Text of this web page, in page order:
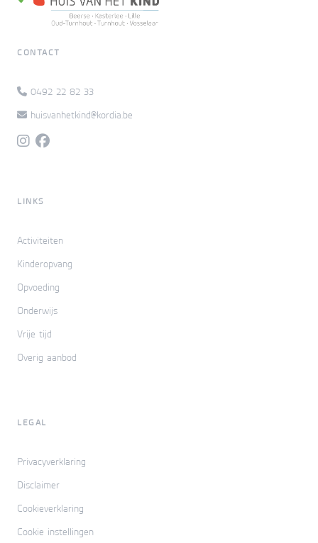
CONTACT
0492 22 82 33
huisvanhetkind@kordia.be
LINKS
Activiteiten
Kinderopvang
Opvoeding
Onderwijs
Vrije tijd
Overig aanbod
LEGAL
Privacyverklaring
Disclaimer
Cookieverklaring
Cookie instellingen